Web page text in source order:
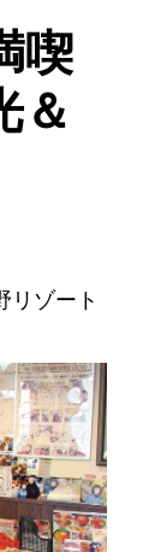
喫
＆
リゾート